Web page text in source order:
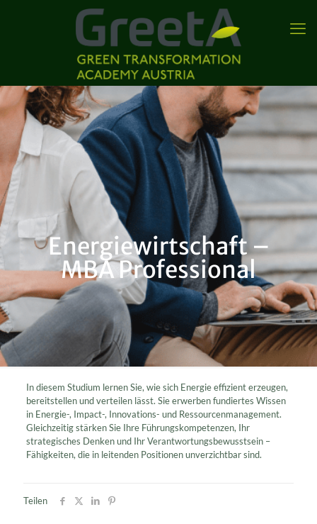
Energiewirtschaft –
MBA Professional
In diesem Studium lernen Sie, wie sich Energie effizient erzeugen,
bereitstellen und verteilen lässt. Sie erwerben fundiertes Wissen
in Energie-, Impact-, Innovations- und Ressourcenmanagement.
Gleichzeitig stärken Sie Ihre Führungskompetenzen, Ihr
strategisches Denken und Ihr Verantwortungsbewusstsein –
Fähigkeiten, die in leitenden Positionen unverzichtbar sind.
Teilen